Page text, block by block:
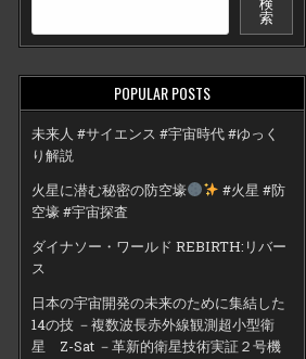
索
POPULAR POSTS
未来人 #サイエンス #宇宙時代 #ゆっく
り解説
火星に潜む秘密の防空壕
#火星 #防
空壕 #宇宙探査
ダイナソー・ワールド REBIRTH:リバー
ス
日本の宇宙開発の未来のために集結した
14の技 －複数波長赤外線観測超小型衛
星 Z-Sat －革新的衛星技術実証２号機